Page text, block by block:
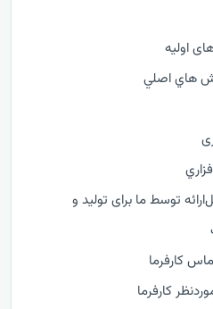
اولیه
هاي اصلي
توسط ما برای تولید و
کارفرما
کارفرما